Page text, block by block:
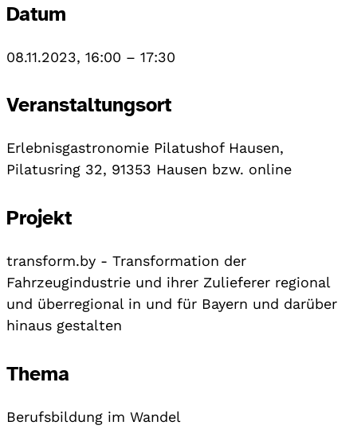
Datum
08.11.2023, 16:00 – 17:30
Veranstaltungsort
Erlebnisgastronomie Pilatushof Hausen,
Pilatusring 32, 91353 Hausen bzw. online
Projekt
transform.by - Transformation der
Fahrzeugindustrie und ihrer Zulieferer regional
und überregional in und für Bayern und darüber
hinaus gestalten
Thema
Berufsbildung im Wandel